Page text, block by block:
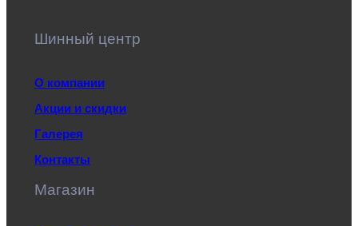
Шинный центр
О компании
Акции и скидки
Галерея
Контакты
Магазин